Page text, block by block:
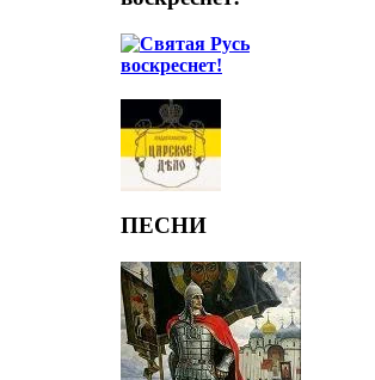
ПЕСНИ